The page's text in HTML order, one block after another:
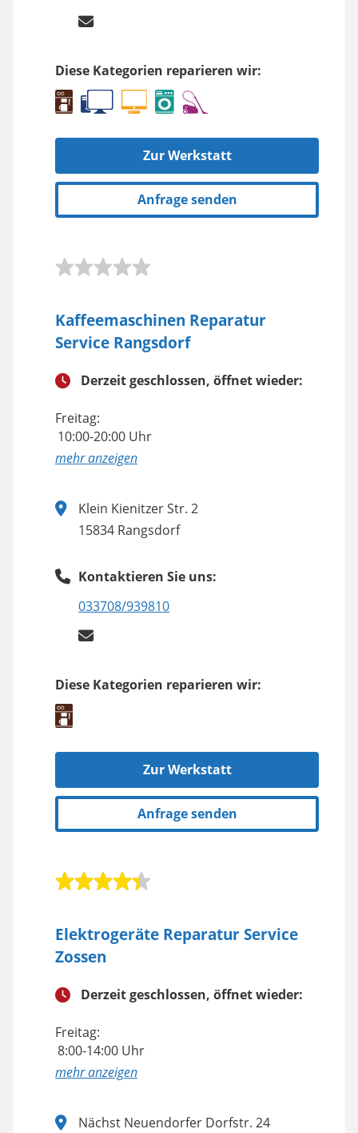
Diese Kategorien reparieren wir:
Zur Werkstatt
Anfrage senden
Kaffeemaschinen Reparatur
Service Rangsdorf
Derzeit geschlossen, öffnet wieder:
Freitag:
10:00-20:00 Uhr
anzeigen
Klein Kienitzer Str. 2
15834 Rangsdorf
Kontaktieren Sie uns:
033708/939810
Diese Kategorien reparieren wir:
Zur Werkstatt
Anfrage senden
Elektrogeräte Reparatur Service
Zossen
Derzeit geschlossen, öffnet wieder:
Freitag:
8:00-14:00 Uhr
anzeigen
Nächst Neuendorfer Dorfstr. 24